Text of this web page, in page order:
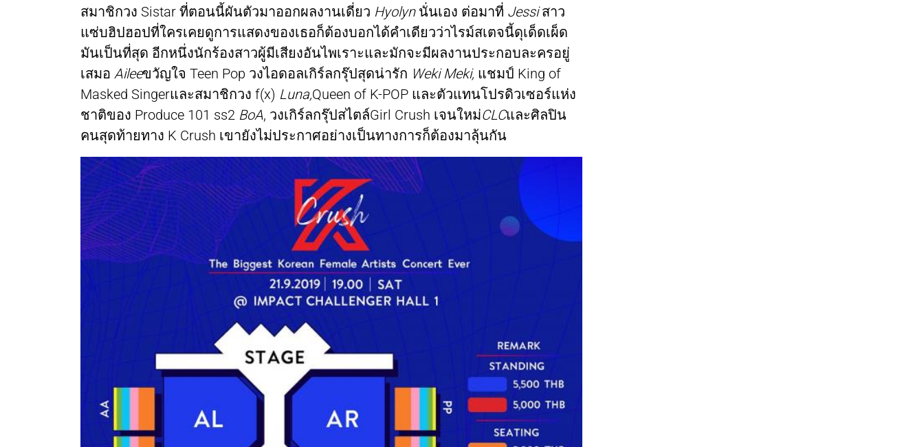
สมาชิกวง Sistar ที่ตอนนี้ผันตัวมาออกผลงานเดี่ยว Hyolyn นั่นเอง ต่อมาที่ Jessiสาว
แซ่บฮิปฮอปที่ใครเคยดูการแสดงของเธอก็ต้องบอกได้คำเดียวว่าไรม์สเตจนี้ดุเด็ดเผ็ด
มันเป็นที่สุด อีกหนึ่งนักร้องสาวผู้มีเสียงอันไพเราะและมักจะมีผลงานประกอบละครอยู่
เสมอ Aileeขวัญใจ Teen Pop วงไอดอลเกิร์ลกรุ๊ปสุดน่ารัก Weki Meki, แชมป์ King of
Masked Singerและสมาชิกวง f(x) Luna,Queen of K-POP และตัวแทนโปรดิวเซอร์แห่ง
ชาติของ Produce 101 ss2 BoA, วงเกิร์ลกรุ๊ปสไตล์Girl Crush เจนใหม่CLCและศิลปิน
คนสุดท้ายทาง K Crush เขายังไม่ประกาศอย่างเป็นทางการก็ต้องมาลุ้นกัน